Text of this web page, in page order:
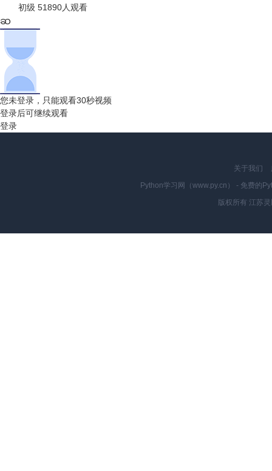
初级 51890人观看
您未登录，只能观看30秒视频
登录后可继续观看
登录
关于我们
Python学习网（www.py.cn） - 免费的
版权所有 江苏